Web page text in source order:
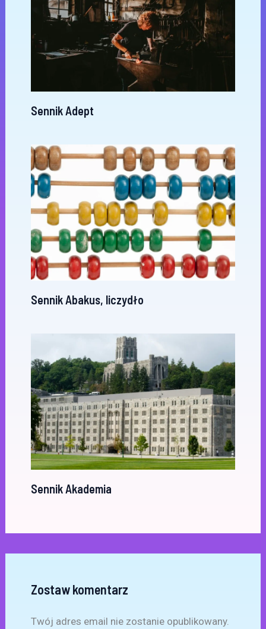
Sennik Adept
Sennik Abakus, liczydło
Sennik Akademia
Zostaw komentarz
Twój adres email nie zostanie opublikowany.